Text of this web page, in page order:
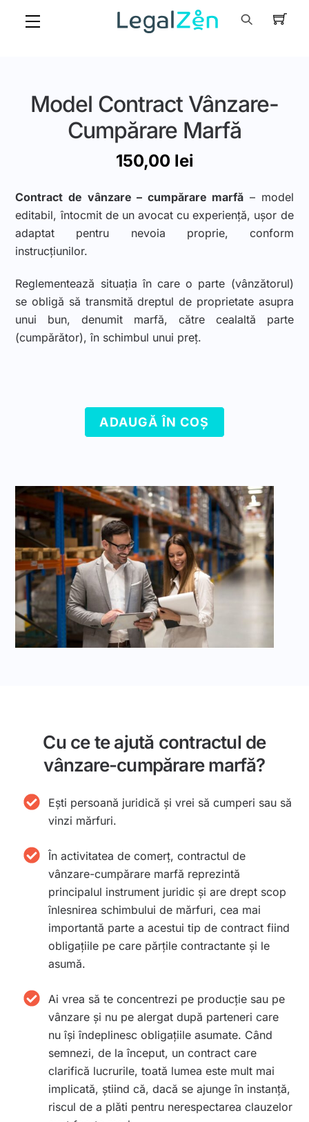
Menu
Model Contract Vânzare-
Cumpărare Marfă
150,00 lei
Contract de vânzare – cumpărare marfă – model
editabil, întocmit de un avocat cu experiență, ușor de
adaptat pentru nevoia proprie, conform
instrucțiunilor.
Reglementează situația în care o parte (vânzătorul)
se obligă să transmită dreptul de proprietate asupra
unui bun, denumit marfă, către cealaltă parte
(cumpărător), în schimbul unui preț.
ADAUGĂ ÎN COȘ
Cu ce te ajută contractul de
vânzare-cumpărare marfă?
Ești persoană juridică și vrei să cumperi sau să
vinzi mărfuri.
În activitatea de comerţ, contractul de
vânzare-cumpărare marfă reprezintă
principalul instrument juridic şi are drept scop
înlesnirea schimbului de mărfuri, cea mai
importantă parte a acestui tip de contract fiind
obligaţiile pe care părţile contractante şi le
asumă.
Ai vrea să te concentrezi pe producție sau pe
vânzare și nu pe alergat după parteneri care
nu își îndeplinesc obligațiile asumate. Când
semnezi, de la început, un contract care
clarifică lucrurile, toată lumea este mult mai
implicată, știind că, dacă se ajunge în instanță,
riscul de a plăti pentru nerespectarea clauzelor